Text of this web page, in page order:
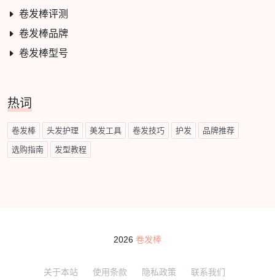
卷发棒评测
卷发棒品牌
卷发棒型号
热词
卷发棒 头发护理 美发工具 卷发技巧 护发 品牌推荐
选购指南 发型教程
2026 卷发棒
关于本站 使用条款 隐私政策 联系我们